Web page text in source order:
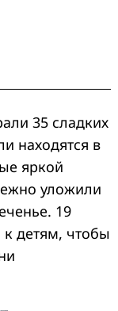
35 сладких
находятся в
яркой
уложили
19
к детям, чтобы